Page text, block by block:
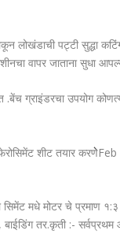
लोखंडाची पट्टी सुद्धा
वापर जाताना सुधा
ग्राइंडरचा उपयोग
शीट तयार
सिमेंट मधे मोटर चे
बाईडिंग तर.कृती :-